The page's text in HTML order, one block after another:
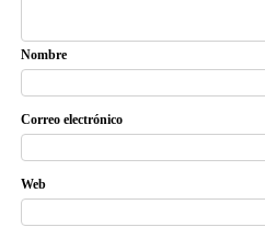
Nombre
Correo electrónico
Web